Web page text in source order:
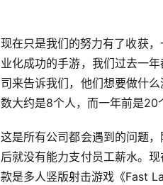
现在只是我们的努力有了收获
业化成功的手游，我们过去一
司来告诉我们，他们想要做什
数大约是8个人，而一年前是20
这是所有公司都会遇到的问题
后就没有能力支付员工薪水。
款是多人竖版射击游戏《Fast